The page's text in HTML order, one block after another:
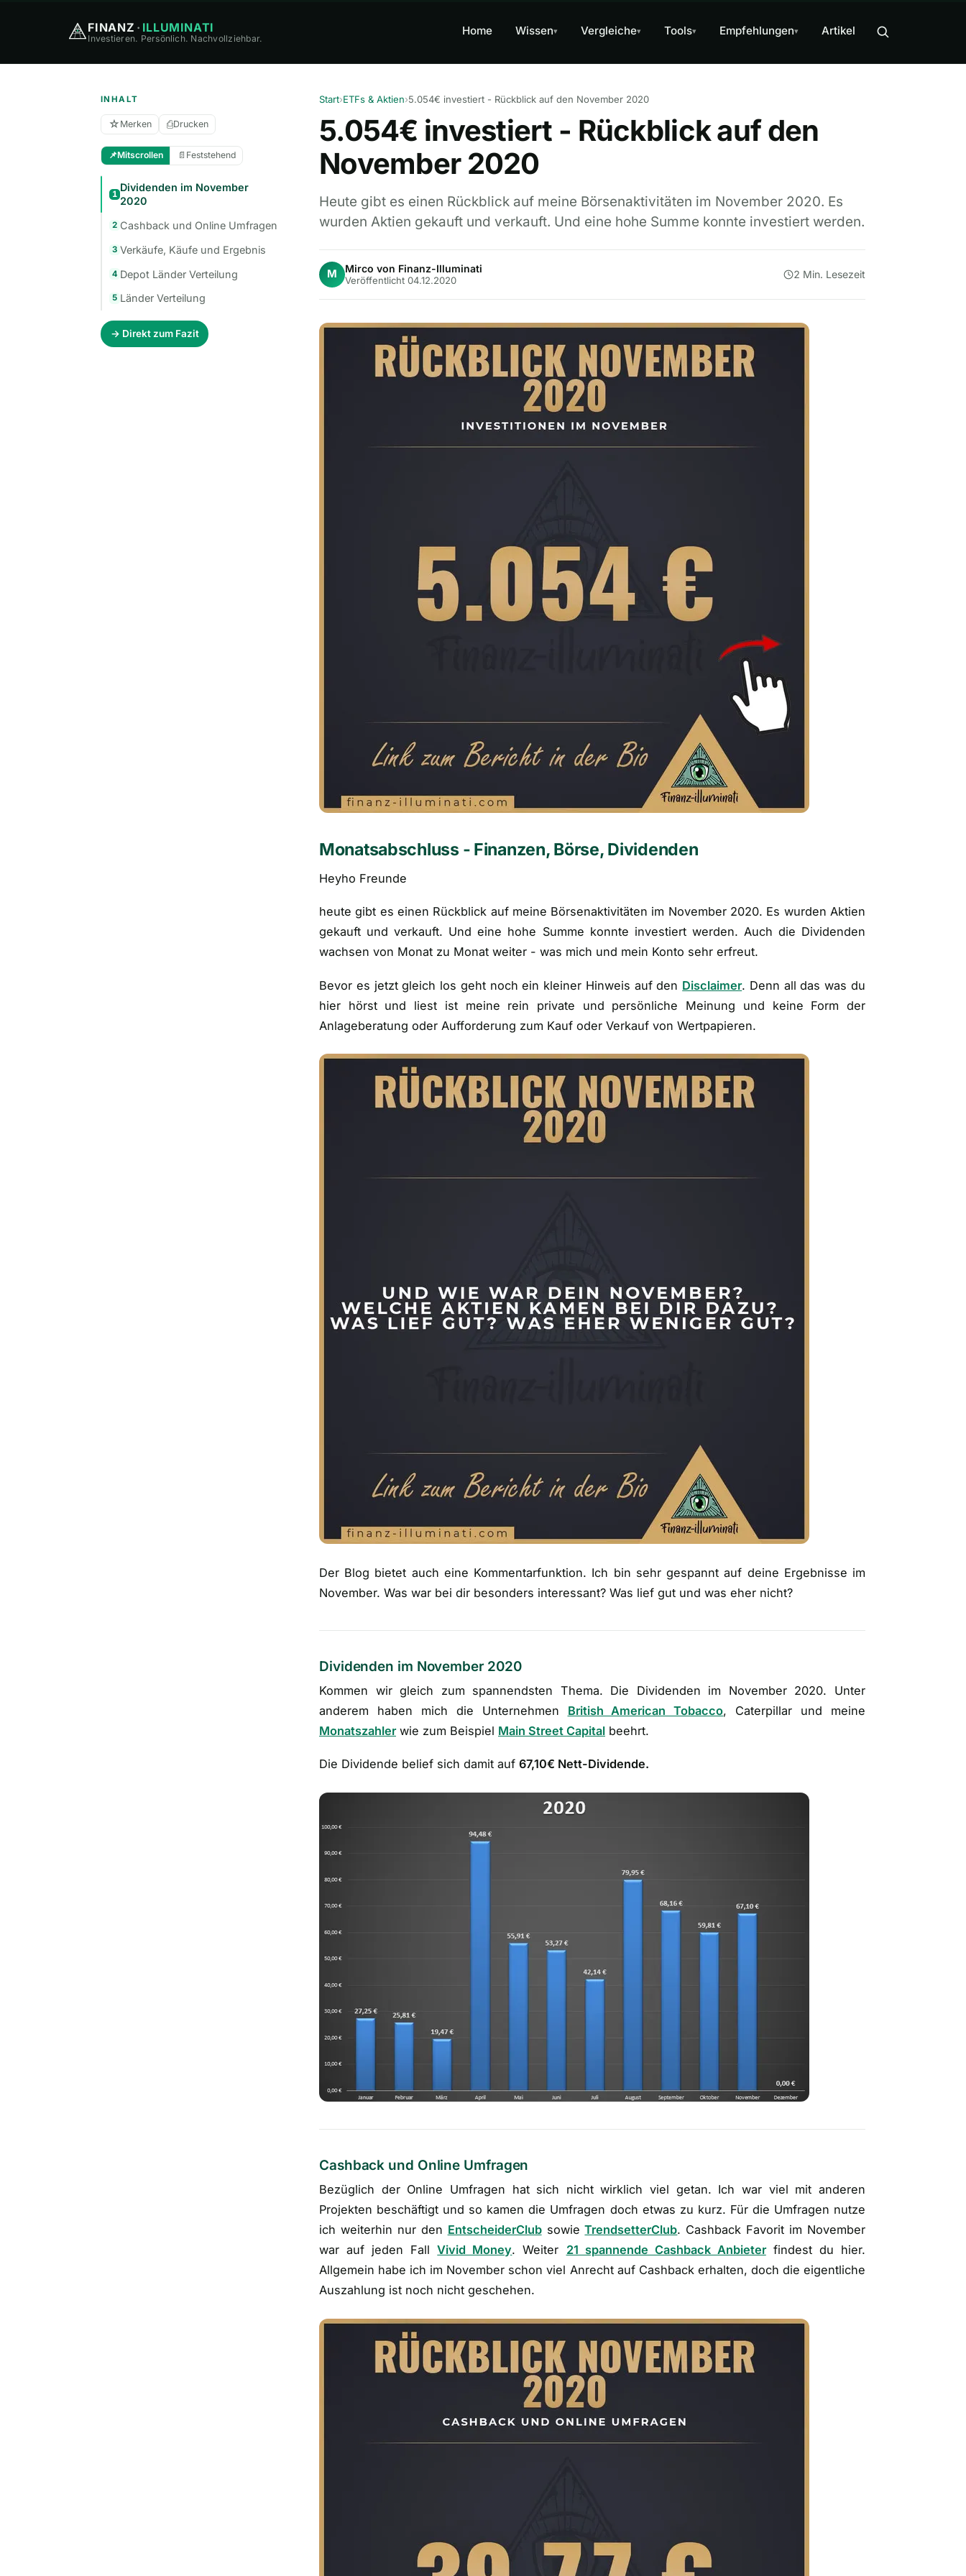
FINANZ · ILLUMINATI
Investieren. Persönlich. Nachvollziehbar.
Home Wissen▾ Vergleiche▾ Tools▾ Empfehlungen▾ Artikel
INHALT
☆ Merken ⎙Drucken
📌Mitscrollen 📄 Feststehend
1
Dividenden im November
2020
2 Cashback und Online Umfragen
3 Verkäufe, Käufe und Ergebnis
4 Depot Länder Verteilung
5 Länder Verteilung
Bonus-, Werbe- und Affiliate
Links
→ Direkt zum Fazit
Start›ETFs & Aktien›5.054€ investiert - Rückblick auf den November 2020
5.054€ investiert - Rückblick auf den
November 2020
Heute gibt es einen Rückblick auf meine Börsenaktivitäten im November 2020. Es
wurden Aktien gekauft und verkauft. Und eine hohe Summe konnte investiert werden.
M Mirco von Finanz-Illuminati
Veröffentlicht 04.12.2020
2 Min. Lesezeit
Monatsabschluss - Finanzen, Börse, Dividenden
Heyho Freunde
heute gibt es einen Rückblick auf meine Börsenaktivitäten im November 2020. Es wurden Aktien
gekauft und verkauft. Und eine hohe Summe konnte investiert werden. Auch die Dividenden
wachsen von Monat zu Monat weiter - was mich und mein Konto sehr erfreut.
Bevor es jetzt gleich los geht noch ein kleiner Hinweis auf den Disclaimer. Denn all das was du
hier hörst und liest ist meine rein private und persönliche Meinung und keine Form der
Anlageberatung oder Aufforderung zum Kauf oder Verkauf von Wertpapieren.
Der Blog bietet auch eine Kommentarfunktion. Ich bin sehr gespannt auf deine Ergebnisse im
November. Was war bei dir besonders interessant? Was lief gut und was eher nicht?
Dividenden im November 2020
Kommen wir gleich zum spannendsten Thema. Die Dividenden im November 2020. Unter
anderem haben mich die Unternehmen British American Tobacco, Caterpillar und meine
Monatszahlerwie zum Beispiel Main Street Capital beehrt.
Die Dividende belief sich damit auf 67,10€ Nett-Dividende.
Cashback und Online Umfragen
Bezüglich der Online Umfragen hat sich nicht wirklich viel getan. Ich war viel mit anderen
Projekten beschäftigt und so kamen die Umfragen doch etwas zu kurz. Für die Umfragen nutze
ich weiterhin nur den EntscheiderClubsowieTrendsetterClub. Cashback Favorit im November
war auf jeden FallVivid Money. Weiter 21 spannende Cashback Anbieterfindest du hier.
Allgemein habe ich im November schon viel Anrecht auf Cashback erhalten, doch die eigentliche
Auszahlung ist noch nicht geschehen.